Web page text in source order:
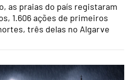
as praias do país registaram
1.606 ações de primeiros
três delas no Algarve